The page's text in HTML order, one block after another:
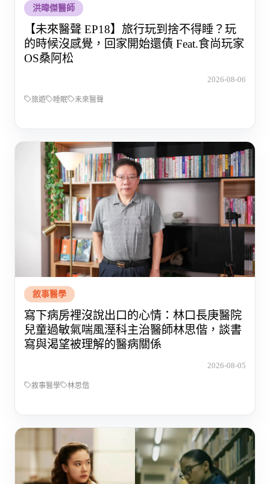
洪暐傑醫師
【未來醫聲 EP18】旅行玩到捨不得睡？玩
的時候沒感覺，回家開始還債 Feat.食尚玩家
OS桑阿松
2026-08-06
旅遊 睡眠 未來醫聲
敘事醫學
寫下病房裡沒說出口的心情：林口長庚醫院
兒童過敏氣喘風溼科主治醫師林思偕，談書
寫與渴望被理解的醫病關係
2026-08-05
敘事醫學 林思偕